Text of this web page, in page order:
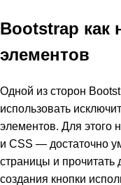
Bootstrap как
элементов
Одной из сторон
использовать
элементов. Для этого
и CSS — достаточно
страницы и
создания кнопки